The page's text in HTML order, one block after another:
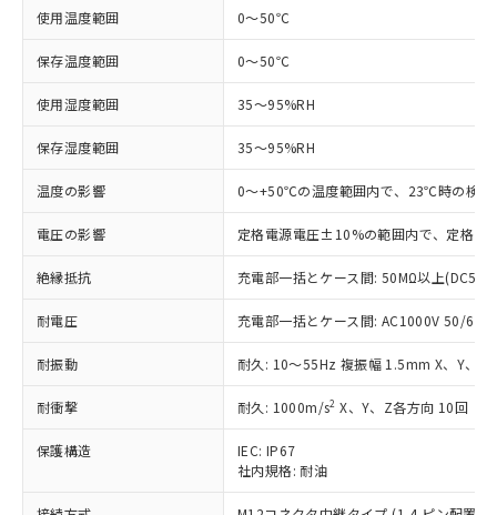
使用温度範囲 0～50℃
保存温度範囲 0～50℃
使用湿度範囲 35～95%RH
保存湿度範囲 35～95%RH
温度の影響 0～+50℃の温度範囲内で、23℃時の検
電圧の影響 定格電源電圧±10%の範囲内で、定格電
絶縁抵抗 充電部一括とケース間: 50MΩ以上
耐電圧 充電部一括とケース間: AC1000V 50/
耐振動 耐久: 10～55Hz 複振幅 1.5mm X、Y、Z
耐衝撃 耐久: 1000m/s2 X、Y、Z各方向 10回
保護構造
IEC: IP67
社内規格: 耐油
ご利用条件
以下の条件をお読みいただき、同意のうえ
ご利用ください。
本サービスは、当社制御機器事業取扱
商品の当社在庫状況および標準価格
(税抜)を提供させていただくもので
当社制御機器事業取扱商品の中には、
本サービスの対象外となる商品もある
ことをご了承ください。
在庫状況および標準価格照会結果は、
記載している更新日時点での社内デー
タに基づき作成されるものであり、閲
覧された時点での実際の在庫および標
準価格とは異なる場合があることをご
対応済み：EU RoHS指令（10物質）の
非含有に対応した製品が提供可能な商品で
す。
対応予定：EU RoHS指令（10物質）の非含
有に対応した製品に切り替える予定のある
対応予定なし：EU RoHS指令（10物質）の
非含有に非対応の商品で、対応品を出す予
定はありません。
調査・確認中：EU RoHS指令（10物質）の
非含有の対応状況を調査中または確認中の
商品です。
害物質有無と関係のない商品です。
仕入先様の事情により、非含有部品として
いたものが、含有品と判明した場合などや
むを得ず変更することがあります。
*EU RoHS指令（10物質）：
鉛(Pb) 1000ppm以下、 水銀(Hg) 1000ppm以下、 カド
ミウム(Cd) 100ppm以下、
六価クロム(Cr(Ⅵ)) 1000ppm以下、ポリ臭化ビフェニル
類(PBB) 1000ppm以下、ポリ臭化ジフェニルエーテル類
※1 中国RoHS○×表
「○」：最大均質材料含有率が中国RoHSの
基準値以下であることを示します。
基準値を超えていることを示します。
「－」：未確認です。当社販売部門へお問
*中国RoHS10物質の基準値 (GB/T26572)：
Pb(鉛) :1000ppm、 Hg(水銀) : 1000ppm、 Cd(カドミウ
当社は、これら貴社製品のうち、外国
為替および外国貿易法に定める商品
（以下｢規制貨物等」という）を輸出
または国外への提供する場合は、日本
国政府の輸出許可(または役務取引許
可)を取得するなどの必要な手続きを